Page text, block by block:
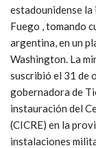
estadounidense
Fuego , tomando
argentina, en un
Washington. La
suscribió el 31 de
gobernadora de
instauración del
(CICRE) en la
instalaciones